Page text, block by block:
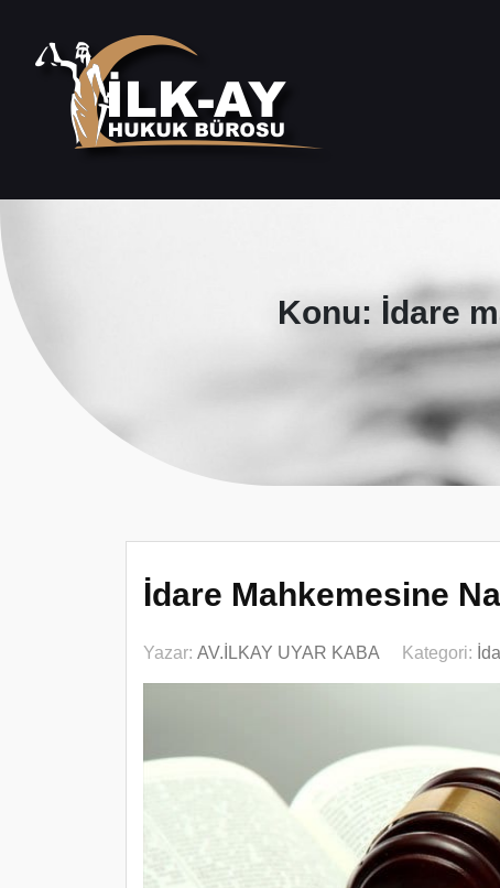
Konu: İdare
İdare Mahkemesine
Yazar: AV.İLKAY UYAR KABA Kategori: